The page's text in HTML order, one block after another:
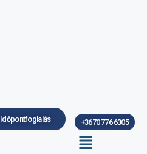
Időpontfoglalás +3670 776 6305